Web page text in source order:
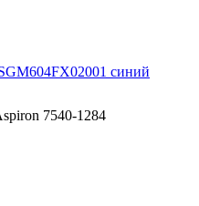
синий
7540-1284